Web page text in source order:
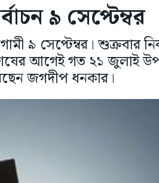
৯ সেপ্টেম্বর
৯ সেপ্টেম্বর। শুক্রবার
আগেই গত ২১ জুলাই উপ
জগদীপ ধনকার।